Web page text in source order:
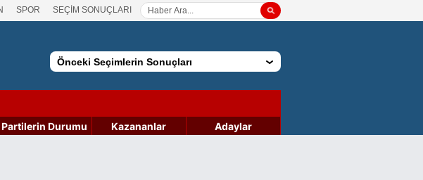
SPOR SEÇİM SONUÇLARI
Önceki Seçimlerin Sonuçları
Partilerin Durumu Kazananlar Adaylar